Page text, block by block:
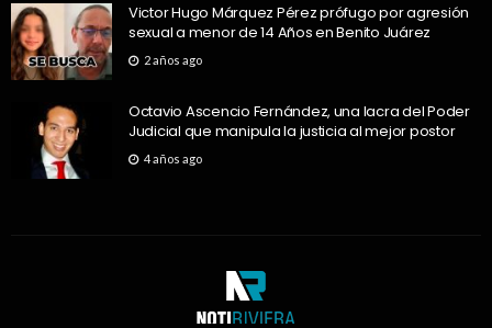
Victor Hugo Márquez Pérez prófugo por agresión
sexual a menor de 14 Años en Benito Juárez
2 años ago
Octavio Ascencio Fernández, una lacra del Poder
Judicial que manipula la justicia al mejor postor
4 años ago